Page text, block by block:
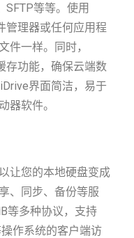
SFTP等等。使用
管理器或任何应用程
件一样。同时，
存功能，确保云端数
界面简洁，易于
器软件。
让您的本地硬盘变成
、同步、备份等服
等多种协议，支持
作系统的客户端访